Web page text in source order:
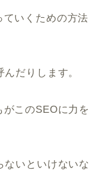
ていくための方法
だりします。
このSEOに力を
ないといけないな